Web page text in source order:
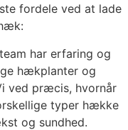
fordele ved at lade
har erfaring og
hækplanter og
ved præcis, hvornår
typer hække
og sundhed.